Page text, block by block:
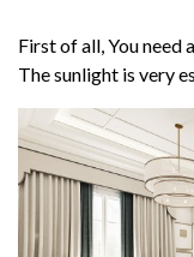
First of all, You need
The sunlight is very